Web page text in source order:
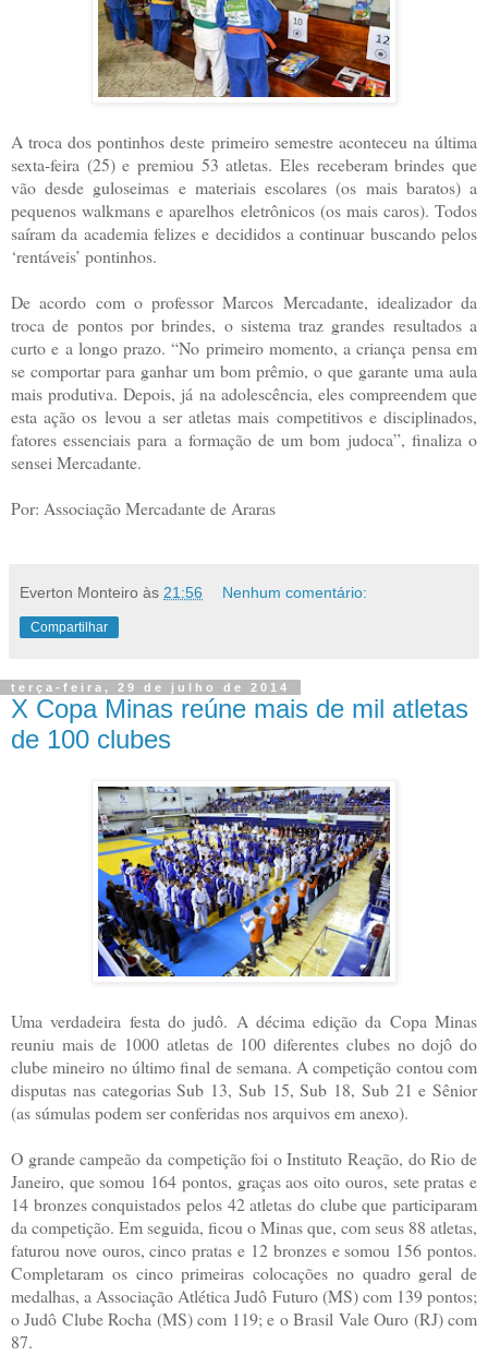
A troca dos pontinhos deste primeiro semestre aconteceu na última
sexta-feira (25) e premiou 53 atletas. Eles receberam brindes que
vão desde guloseimas e materiais escolares (os mais baratos) a
pequenos walkmans e aparelhos eletrônicos (os mais caros). Todos
saíram da academia felizes e decididos a continuar buscando pelos
‘rentáveis’ pontinhos.
De acordo com o professor Marcos Mercadante, idealizador da
troca de pontos por brindes, o sistema traz grandes resultados a
curto e a longo prazo. “No primeiro momento, a criança pensa em
se comportar para ganhar um bom prêmio, o que garante uma aula
mais produtiva. Depois, já na adolescência, eles compreendem que
esta ação os levou a ser atletas mais competitivos e disciplinados,
fatores essenciais para a formação de um bom judoca”, finaliza o
sensei Mercadante.
Por: Associação Mercadante de Araras
Everton Monteiro às 21:56 Nenhum comentário:
Compartilhar
terça-feira, 29 de julho de 2014
X Copa Minas reúne mais de mil atletas
de 100 clubes
Uma verdadeira festa do judô. A décima edição da Copa Minas
reuniu mais de 1000 atletas de 100 diferentes clubes no dojô do
clube mineiro no último final de semana. A competição contou com
disputas nas categorias Sub 13, Sub 15, Sub 18, Sub 21 e Sênior
(as súmulas podem ser conferidas nos arquivos em anexo).
O grande campeão da competição foi o Instituto Reação, do Rio de
Janeiro, que somou 164 pontos, graças aos oito ouros, sete pratas e
14 bronzes conquistados pelos 42 atletas do clube que participaram
da competição. Em seguida, ficou o Minas que, com seus 88 atletas,
faturou nove ouros, cinco pratas e 12 bronzes e somou 156 pontos.
Completaram os cinco primeiras colocações no quadro geral de
medalhas, a Associação Atlética Judô Futuro (MS) com 139 pontos;
o Judô Clube Rocha (MS) com 119; e o Brasil Vale Ouro (RJ) com
87.